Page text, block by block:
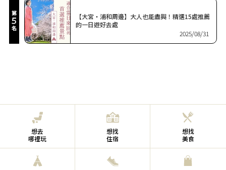
【大宮・浦和周邊】大人也能盡興！精選15處推薦
的一日遊好去處
2025/08/31
想去
哪裡玩
想找
住宿
想找
美食